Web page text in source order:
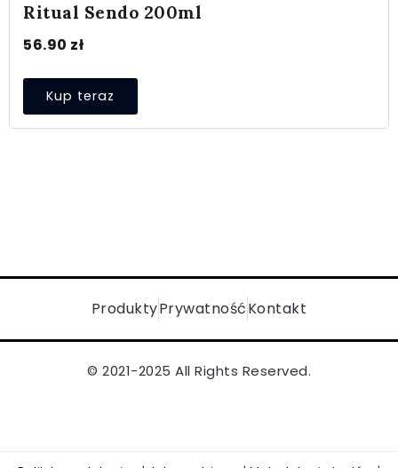
Ritual Sendo 200ml
56.90 zł
Kup teraz
ProduktyPrywatnośćKontakt
© 2021-2025 All Rights Reserved.